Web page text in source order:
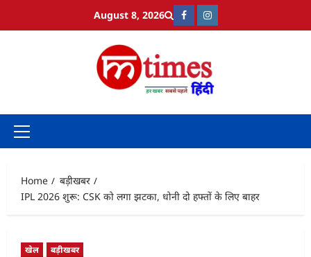
August 8, 2026 Facebook
Primary
Home
बड़ीखबर
IPL 2026 शुरू: CSK को लगा झटका, धोनी दो हफ्तों के लिए बाहर
खेल बड़ीखबर